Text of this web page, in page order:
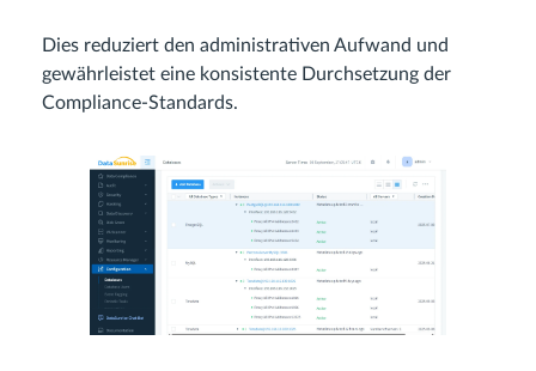
Dies reduziert den administrativen Aufwand und
gewährleistet eine konsistente Durchsetzung der
Compliance-Standards.